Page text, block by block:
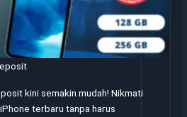
kini semakin mudah! Nikmati
terbaru tanpa harus